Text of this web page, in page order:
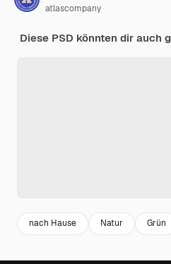
atlascompany
Diese PSD könnten dir auch
nach Hause Natur Grün